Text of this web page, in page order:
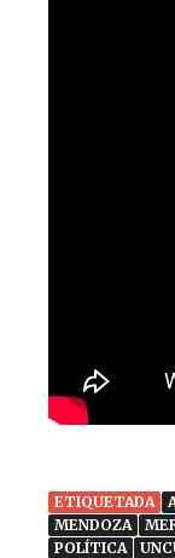
ETIQUETADA
MENDOZA
POLÍTICA